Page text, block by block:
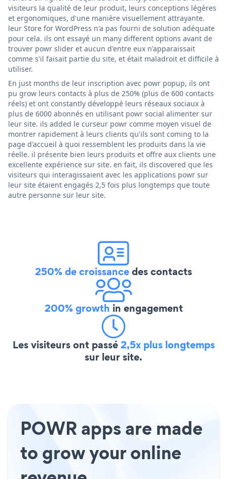
visiteurs la qualité de leur produit, leurs conceptions légères
et ergonomiques, d'une manière visuellement attrayante.
leur Store for WordPress n'a pas fourni de solution adéquate
pour cela. ils ont essayé un many different options avant de
trouver powr slider et aucun d'entre eux n'apparaissait
comme s'il faisait partie du site, et était maladroit et difficile à
utiliser.
En just months de leur inscription avec powr popup, ils ont
pu grow leurs contacts à plus de 250% (plus de 600 contacts
réels) et ont constantly développé leurs réseaux sociaux à
plus de 6000 abonnés en utilisant powr social alimenter sur
leur site. ils added le curseur powr comme moyen visuel de
montrer rapidement à leurs clients qu'ils sont coming to la
page d'accueil à quoi ressemblent les produits dans la vie
réelle. il présente bien leurs produits et offre aux clients une
excellente expérience sur site. en fait, ils discovered que les
visiteurs qui interagissaient avec les applications powr sur
leur site étaient engagés 2,5 fois plus longtemps que toute
autre personne sur leur site.
250% de croissancedes contacts
200% growth in engagement
Les visiteurs ont passé2,5x plus longtemps
sur leur site.
POWR apps are made
to grow your online